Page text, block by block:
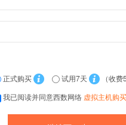
正式购买 试用7天
（收费
我已阅读并同意西数网络 虚拟主机购